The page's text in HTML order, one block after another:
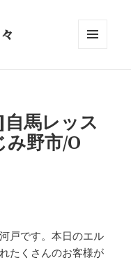
馬レッス
み野市/O
戸です。本日のエル
たくさんのお客様が